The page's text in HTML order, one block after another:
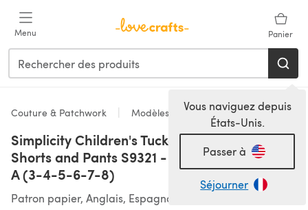
Menu Panier
Vous naviguez depuis
États-Unis.
Passer à
Séjourner
Couture & Patchwork Modèles
Simplicity Children's Tucked Tops, Dresses,
Shorts and Pants S9321 - Paper Pattern, Size
A (3-4-5-6-7-8)
Patron papier, Anglais, Espagnol